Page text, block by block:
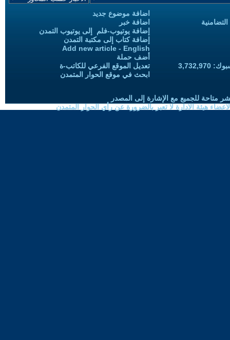
اضافة موضوع جديد
اضافة خبر
إضافة يوتيوب-فلم إلى يوتيوب التمدن
إضافة كتاب إلى مكتبة التمدن
Add new article - English
أضف حملة
تعديل الموقع الفرعي للكاتب-ة
ابحث في موقع الحوار المتمدن
متاحة للجميع مع الإشارة إلى المصدر
هيئة الادارة لا تعبر بالضرورة عن رأي الحوار المتمدن